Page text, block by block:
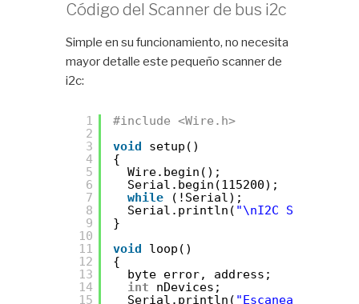
Código del Scanner de bus i2c
Simple en su funcionamiento, no necesita
mayor detalle este pequeño scanner de
i2c:
1
2
3
4
5
6
7
8
9
10
11
12
13
14
15
#include <Wire.h>
void
setup()
{
Wire.begin();
Serial.begin(115200);
while
(!Serial);
Serial.println( "\nI2C Scanner"
}
void
loop()
{
byte error, address;
int
nDevices;
Serial.println( "Escaneando..."